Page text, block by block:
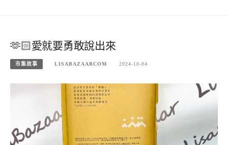
🫶🏻愛就要勇敢說出來
市集故事 LISABAZAARCOM 2024-10-04